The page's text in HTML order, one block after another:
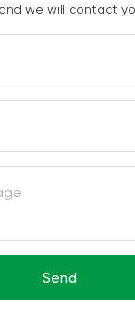
we will contact
Send